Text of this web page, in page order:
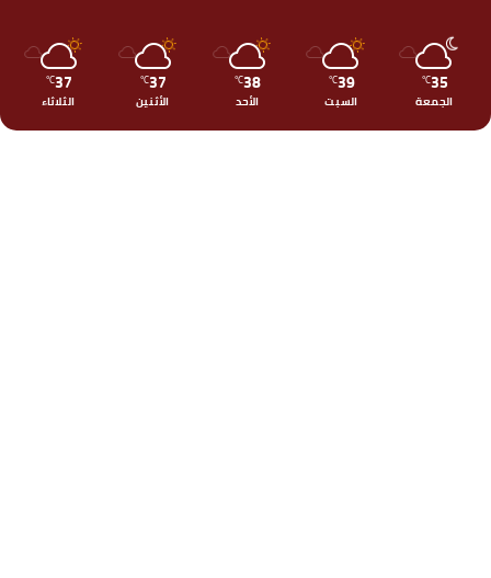
35
℃
الجمعة
39
℃
السبت
38
℃
الأحد
37
℃
الأثنين
37
℃
الثلاثاء